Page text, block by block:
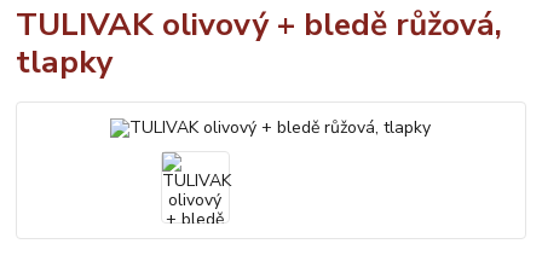
TULIVAK olivový + bledě růžová,
tlapky